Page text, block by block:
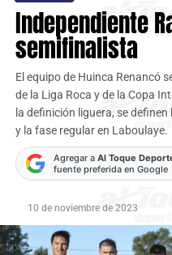
Independiente
semifinalista
El equipo de Huinca Renancó
de la Liga Roca y de la Copa
la definición liguera, se
y la fase regular en Laboulaye.
Agregar a Al Toque
fuente preferida en Google
10 de noviembre de 2023